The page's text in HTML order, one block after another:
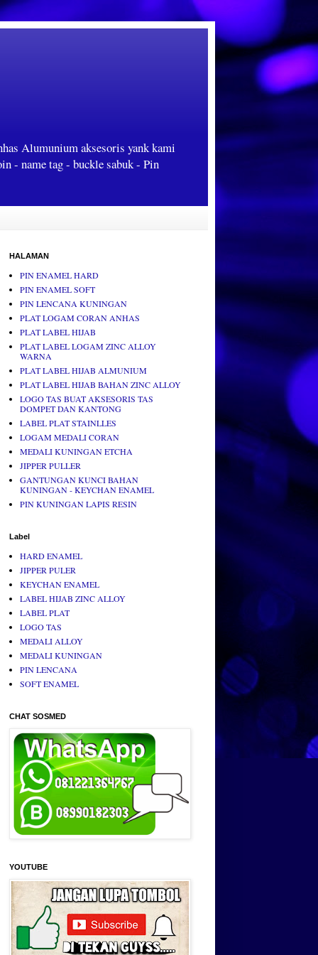
Alumunium aksesoris yank kami
- name tag - buckle sabuk - Pin
HALAMAN
PIN ENAMEL HARD
PIN ENAMEL SOFT
PIN LENCANA KUNINGAN
PLAT LOGAM CORAN ANHAS
PLAT LABEL HIJAB
PLAT LABEL LOGAM ZINC ALLOY
WARNA
PLAT LABEL HIJAB ALMUNIUM
PLAT LABEL HIJAB BAHAN ZINC ALLOY
LOGO TAS BUAT AKSESORIS TAS
DOMPET DAN KANTONG
LABEL PLAT STAINLLES
LOGAM MEDALI CORAN
MEDALI KUNINGAN ETCHA
JIPPER PULLER
GANTUNGAN KUNCI BAHAN
KUNINGAN - KEYCHAN ENAMEL
PIN KUNINGAN LAPIS RESIN
Label
HARD ENAMEL
JIPPER PULER
KEYCHAN ENAMEL
LABEL HIJAB ZINC ALLOY
LABEL PLAT
LOGO TAS
MEDALI ALLOY
MEDALI KUNINGAN
PIN LENCANA
SOFT ENAMEL
CHAT SOSMED
YOUTUBE